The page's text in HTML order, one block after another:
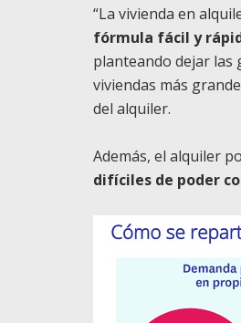
“La vivienda en
fórmula fácil y
planteando dejar las
viviendas más
del alquiler.
Además, el alquiler
difíciles de poder